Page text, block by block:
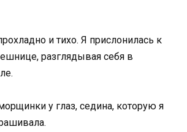
и тихо. Я прислонилась к
разглядывая себя в
у глаз, седина, которую я